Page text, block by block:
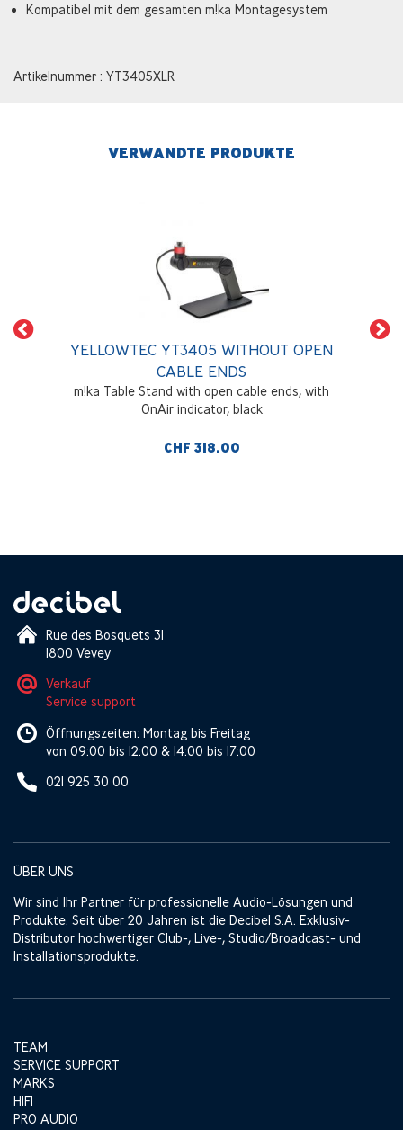
Kompatibel mit dem gesamten m!ka Montagesystem
Artikelnummer : YT3405XLR
VERWANDTE PRODUKTE
YELLOWTEC YT3405 WITHOUT OPEN
CABLE ENDS
m!ka Table Stand with open cable ends, with
OnAir indicator, black
CHF 318.00
Rue des Bosquets 31
1800 Vevey
Verkauf
Service support
Öffnungszeiten: Montag bis Freitag
von 09:00 bis 12:00 & 14:00 bis 17:00
021 925 30 00
ÜBER UNS
Wir sind Ihr Partner für professionelle Audio-Lösungen und
Produkte. Seit über 20 Jahren ist die Decibel S.A. Exklusiv-
Distributor hochwertiger Club-, Live-, Studio/Broadcast- und
Installationsprodukte.
TEAM
SERVICE SUPPORT
MARKS
HIFI
PRO AUDIO